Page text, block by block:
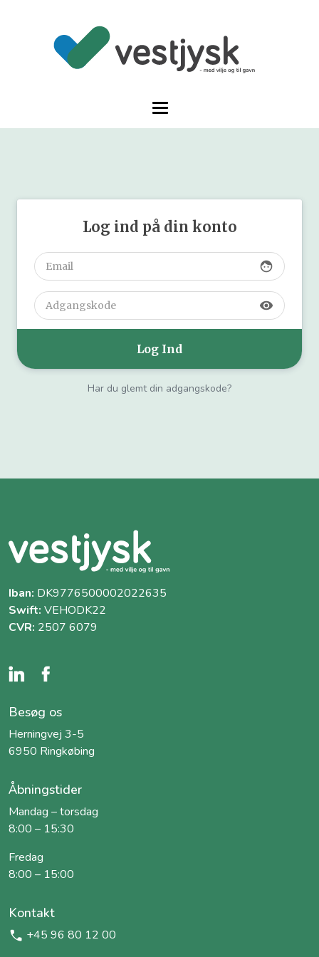
Log ind på din konto
face
visibility
Har du glemt din adgangskode?
Iban: DK9776500002022635
Swift: VEHODK22
CVR: 2507 6079
Besøg os
Herningvej 3-5
6950 Ringkøbing
Åbningstider
Mandag – torsdag
8:00 – 15:30
Fredag
8:00 – 15:00
Kontakt
+45 96 80 12 00